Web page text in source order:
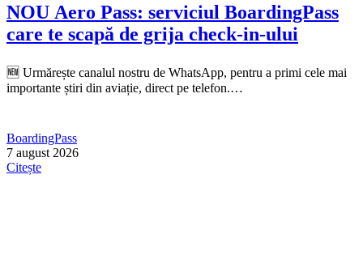
NOU Aero Pass: serviciul BoardingPass
care te scapă de grija check-in-ului
🆕 Urmărește canalul nostru de WhatsApp, pentru a primi cele mai
importante știri din aviație, direct pe telefon.…
BoardingPass
7 august 2026
Citește